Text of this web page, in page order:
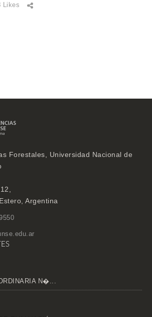
Likes
Forestales, Universidad Nacional de
Argentina
N�...